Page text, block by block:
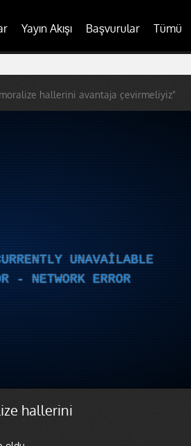
Yayın Akışı Başvurular Tümü
hallerini avantaja çevirmeliyiz"
UNAVAILABLE
- NETWORK ERROR
hallerini